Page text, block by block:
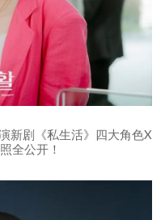
新剧《私生活》四大角色X
全公开！